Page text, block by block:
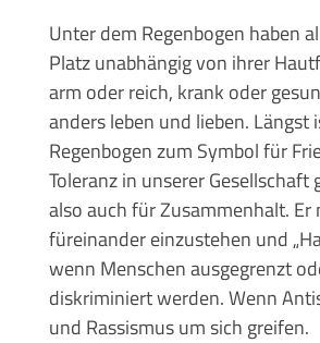
Unter dem Regenbogen haben
Platz unabhängig von ihrer
arm oder reich, krank oder
anders leben und lieben. Längst
Regenbogen zum Symbol für
Toleranz in unserer Gesellschaft
also auch für Zusammenhalt. Er
füreinander einzustehen und
wenn Menschen ausgegrenzt
diskriminiert werden. Wenn
und Rassismus um sich greifen.